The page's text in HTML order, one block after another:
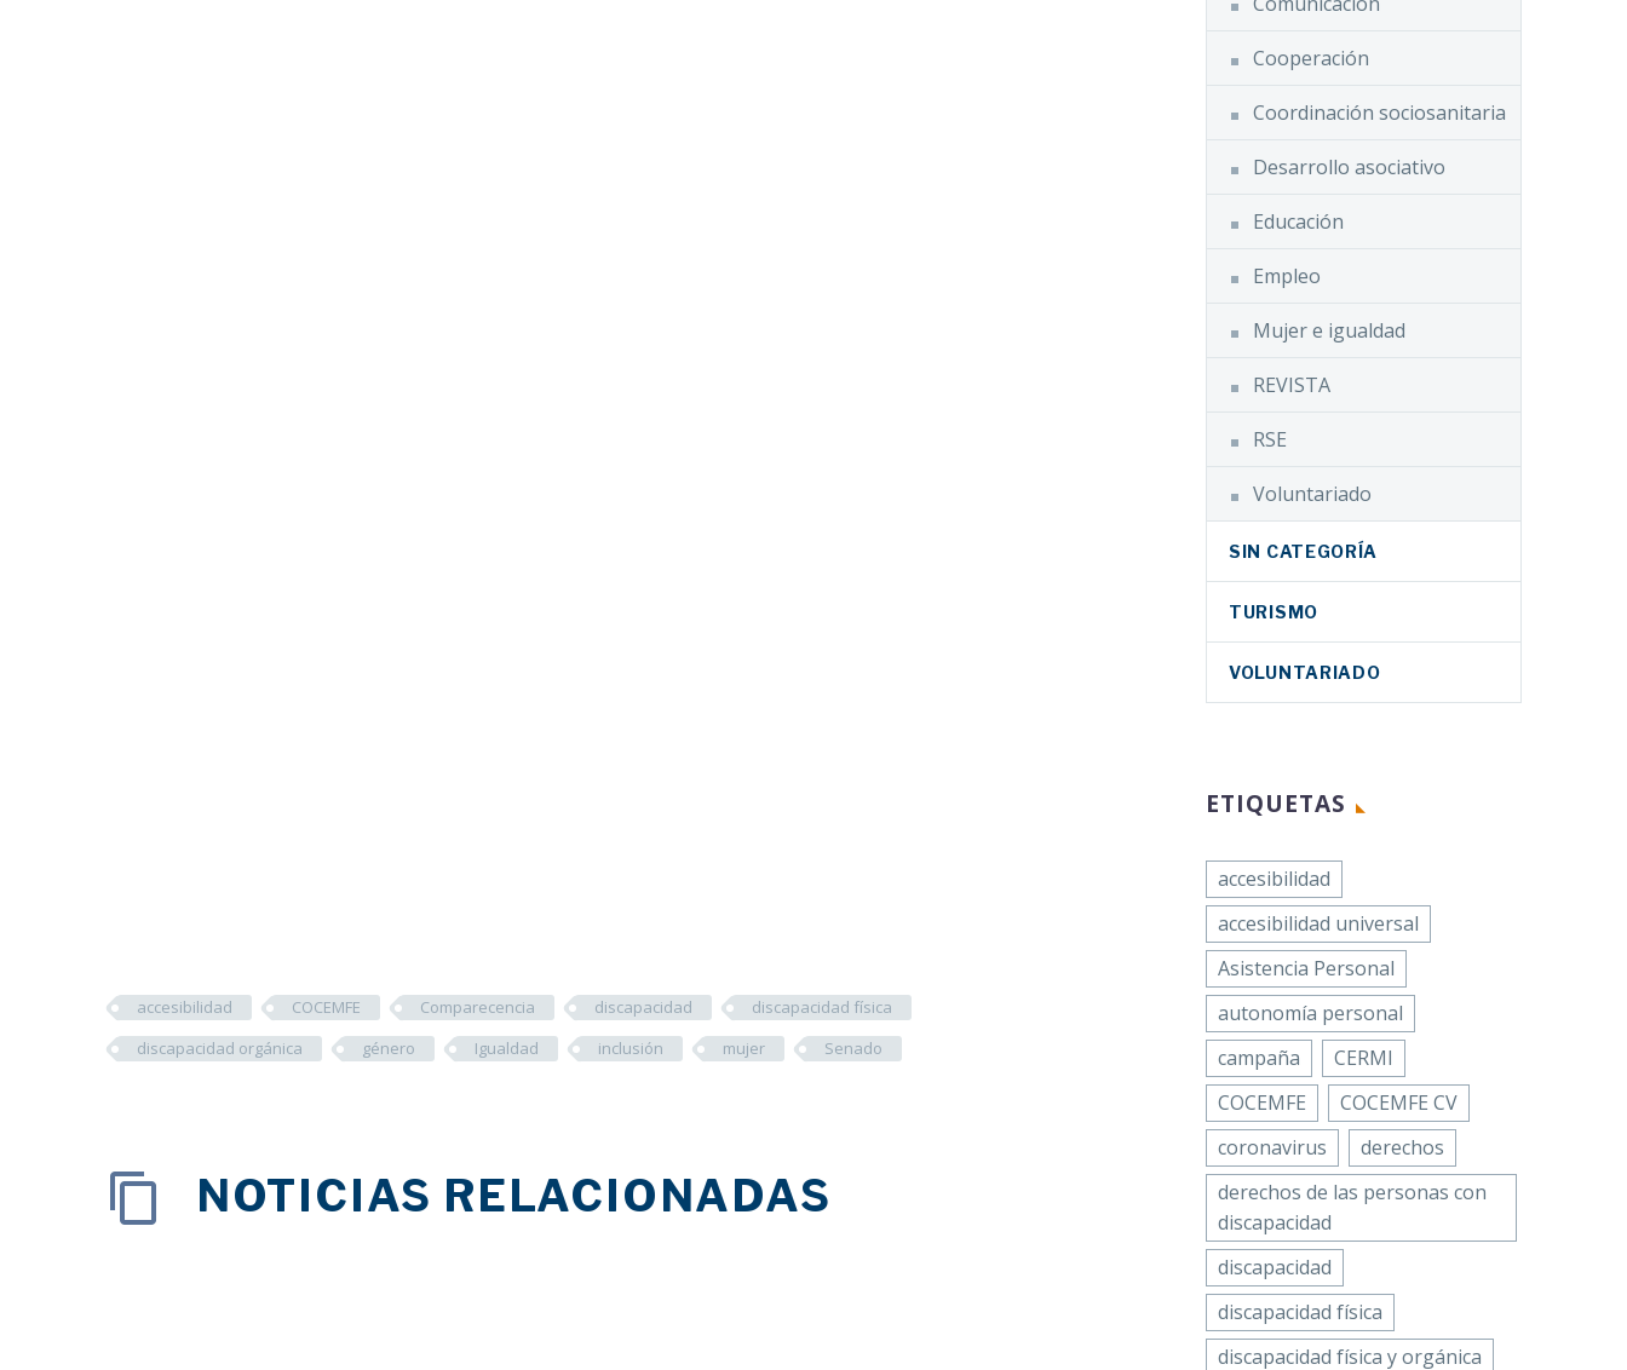
accesibilidad COCEMFE Comparecencia discapacidad
discapacidad física
discapacidad orgánica
género Igualdad inclusión mujer Senado
NOTICIAS RELACIONADAS
Cooperación
Coordinación sociosanitaria
Desarrollo asociativo
Educación
Empleo
Mujer e igualdad
REVISTA
RSE
Voluntariado
SIN CATEGORÍA
TURISMO
VOLUNTARIADO
ETIQUETAS
accesibilidad
accesibilidad universal
Asistencia Personal
autonomía personal
campaña
CERMI
COCEMFE
COCEMFE CV
coronavirus
derechos
derechos de las personas con
discapacidad
discapacidad
discapacidad física
discapacidad física y orgánica